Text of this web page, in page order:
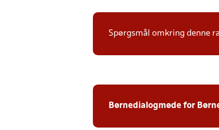
Spørgsmål omkring denne
Børnedialogmøde for